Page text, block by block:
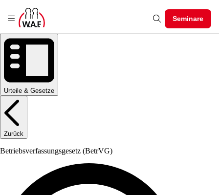
Seminare
Urteile & Gesetze
Zurück
Betriebsverfassungsgesetz (BetrVG)